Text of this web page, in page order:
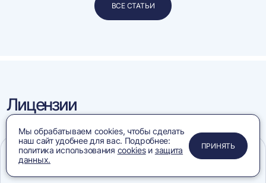
ВСЕ СТАТЬИ
Лицензии
и сертификаты
ПРИМЕНИТЬ
ЗАКРЫТЬ
ЗАКРЫТЬ
ЗАКРЫТЬ
Мы обрабатываем cookies, чтобы сделать
наш сайт удобнее для вас. Подробнее:
политика использования cookiesи защита
данных.
ПРИНЯТЬ